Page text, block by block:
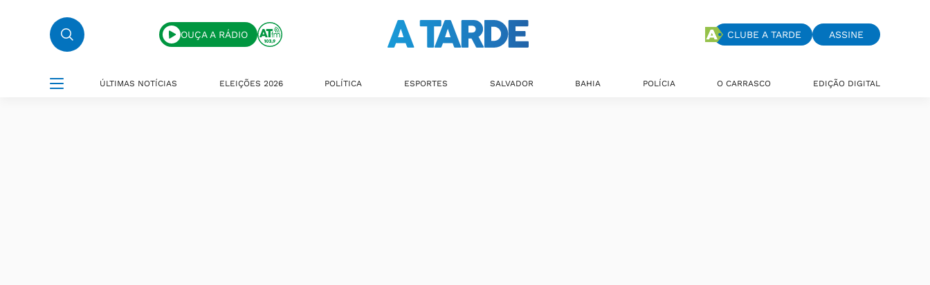
OUÇA A RÁDIO CLUBE A TARDE ASSINE
ÚLTIMAS NOTÍCIAS ELEIÇÕES 2026 POLÍTICA ESPORTES SALVADOR BAHIA POLÍCIA O CARRASCO EDIÇÃO DIGITAL